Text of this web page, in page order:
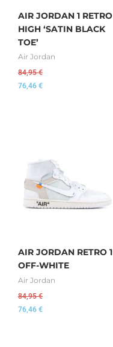
AIR JORDAN 1 RETRO
HIGH ‘SATIN BLACK
TOE’
Air Jordan
84,95€
76,46 €
AIR JORDAN RETRO 1
OFF-WHITE
Air Jordan
84,95€
76,46 €